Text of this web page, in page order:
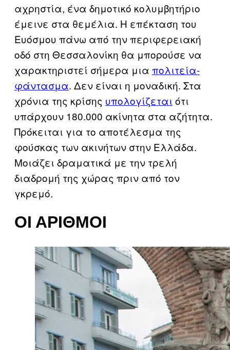
αχρηστία, ένα δημοτικό κολυμβητήριο
έμεινε στα θεμέλια. Η επέκταση του
Ευόσμου πάνω από την περιφερειακή
οδό στη Θεσσαλονίκη θα μπορούσε να
χαρακτηριστεί σήμερα μια πολιτεία-
φάντασμα. Δεν είναι η μοναδική. Στα
χρόνια της κρίσης υπολογίζεται ότι
υπάρχουν 180.000 ακίνητα στα αζήτητα.
Πρόκειται για το αποτέλεσμα της
φούσκας των ακινήτων στην Ελλάδα.
Μοιάζει δραματικά με την τρελή
διαδρομή της χώρας πριν από τον
γκρεμό.
ΟΙ ΑΡΙΘΜΟΊ